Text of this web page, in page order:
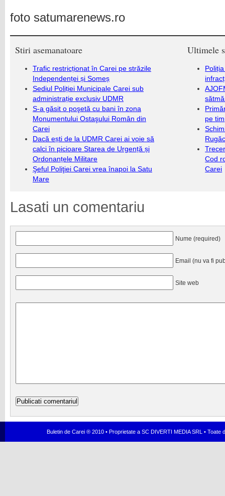
foto satumarenews.ro
Stiri asemanatoare
Trafic restricționat în Carei pe străzile
Independenței și Someș
Sediul Poliției Municipale Carei sub
administrație exclusiv UDMR
S-a găsit o poşetă cu bani în zona
Monumentului Ostaşului Român din
Carei
Dacă ești de la UDMR Carei ai voie să
calci în picioare Starea de Urgență și
Ordonanțele Militare
Şeful Poliţiei Carei vrea înapoi la Satu
Mare
Ultimele
pe
Cod
Carei
Lasati un comentariu
Nume (required)
Email (nu va fi
Site web
Buletin de Carei ® 2010 • Proprietate a SC DIVERTI MEDIA SRL •